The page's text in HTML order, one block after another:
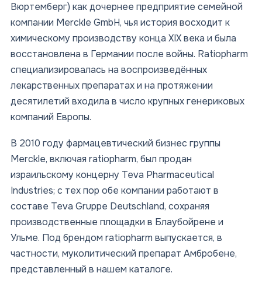
Вюртемберг) как дочернее предприятие семейной
компании Merckle GmbH, чья история восходит к
химическому производству конца XIX века и была
восстановлена в Германии после войны. Ratiopharm
специализировалась на воспроизведённых
лекарственных препаратах и на протяжении
десятилетий входила в число крупных генериковых
компаний Европы.
В 2010 году фармацевтический бизнес группы
Merckle, включая ratiopharm, был продан
израильскому концерну Teva Pharmaceutical
Industries; с тех пор обе компании работают в
составе Teva Gruppe Deutschland, сохраняя
производственные площадки в Блаубойрене и
Ульме. Под брендом ratiopharm выпускается, в
частности, муколитический препарат Амбробене,
представленный в нашем каталоге.